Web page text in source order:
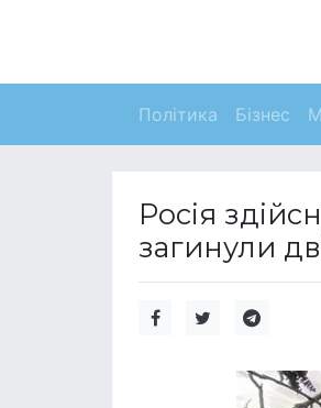
Політика Бізнес
Росія
загинули